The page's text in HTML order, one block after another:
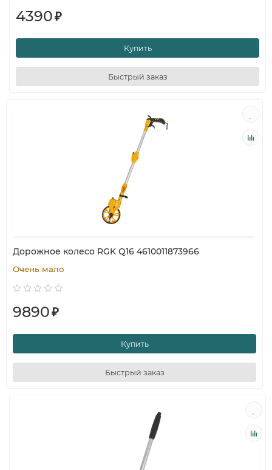
4390₽
Купить
Быстрый заказ
Дорожное колесо RGK Q16 4610011873966
Очень мало
9890₽
Купить
Быстрый заказ